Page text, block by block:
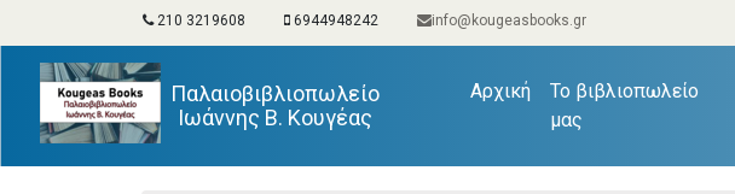
210 3219608 6944948242 info@kougeasbooks.gr
Παλαιοβιβλιοπωλείο
Ιωάννης Β. Κουγέας
Αρχική(current)
Το βιβλιοπωλείο
μας